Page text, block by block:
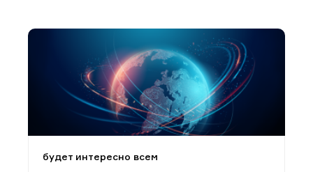
будет интересно всем